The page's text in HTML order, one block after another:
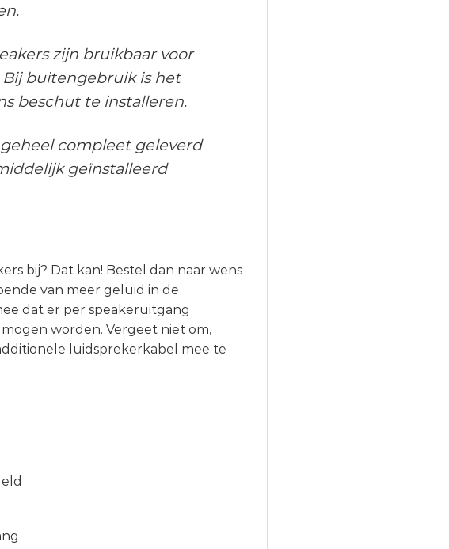
zijn bruikbaar voor
buitengebruik is het
beschut te installeren.
compleet geleverd
geïnstalleerd
bij? Dat kan! Bestel dan naar wens
van meer geluid in de
dat er per speakeruitgang
worden. Vergeet niet om,
luidsprekerkabel mee te